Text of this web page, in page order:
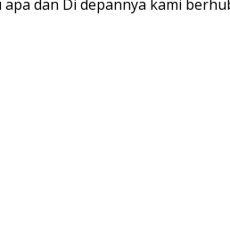
dan Di depannya kami